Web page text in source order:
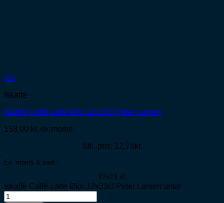
Vis
Iskaffe
Iskaffe Caffé Latte Øko 12x23cl Peter Larsen
153,00 kr. ex moms
Stk. pris: 12,75kr.
Ex. moms & pant
12x23 cl.
Iskaffe Caffé Latte Øko 12x23cl Peter Larsen antal